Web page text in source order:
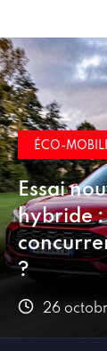
ÉCO-
Les
à venir
26